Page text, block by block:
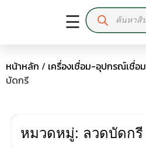
☰
หน้าหลัก / เครื่องเชื่อม-อุปกรณ์เชื่อม
บัดกรี
หมวดหมู่: ลวดบัดกรี